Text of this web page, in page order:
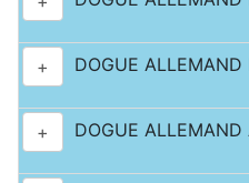
+ DOGUE
+ DOGUE